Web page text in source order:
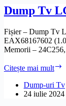
Dump Tv
Fișier – Dump Tv
EAX68167602
Memorii –
Citește mai mult
Dump-uri Tv
24 iulie 2024